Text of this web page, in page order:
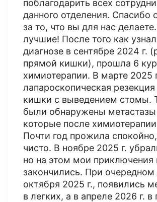
поблагодарить всех
данного отделения. Спасибо
за то, что вы для нас
лучшие! После того как
диагнозе в сентябре 2024 г.
прямой кишки), прошла 6
химиотерапии​. В марте 2025
лапароскопическая
кишки с выведением стомы.
были обнаружены метастазы
которые после
Почти год прожила
чисто. В ноябре 2025 г.
но на этом мои приключения
закончились. При очередном
октября 2025 г., появились
в легких, а в апреле 2026 г. в